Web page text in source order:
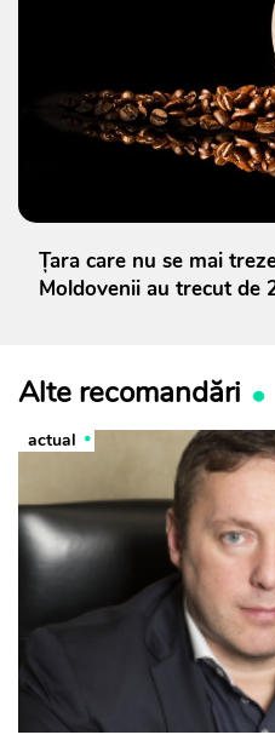
Țara care nu se mai
Moldovenii au trecut de
Alte recomandări
actual